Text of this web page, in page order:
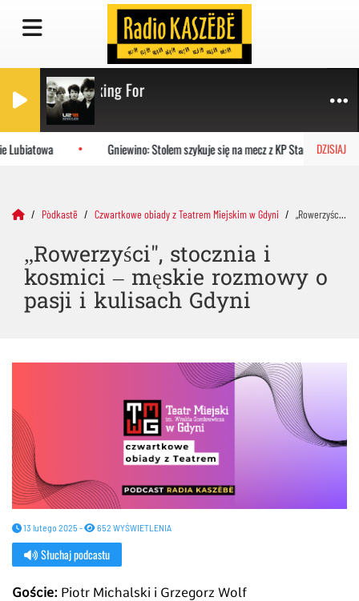
What I'm Looking For
DZISIAJ
Lubiatowa Gniewino: Stolem szykuje się na mecz z KP Starogard
Pòdkastë Czwartkowe obiady z Teatrem Miejskim w Gdyni „Rowerzyści", stocznia i kosmici – męskie rozmowy o pasji i kulisach Gdyni
„Rowerzyści", stocznia i
kosmici – męskie rozmowy o
pasji i kulisach Gdyni
13 lutego 2025 - 652 WYŚWIETLENIA
Słuchaj podcastu
Goście: Piotr Michalski i Grzegorz Wolf